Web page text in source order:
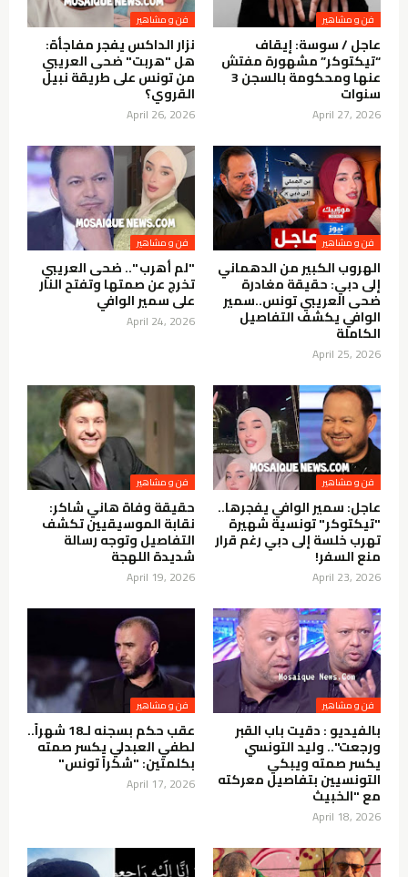
فن و مشاهير
عاجل / سوسة: إيقاف
“تيكتوكر” مشهورة مفتش
عنها ومحكومة بالسجن 3
سنوات
April 27, 2026
فن و مشاهير
نزار الداكس يفجر مفاجأة:
هل "هربت" ضحى العريبي
من تونس على طريقة نبيل
القروي؟
April 26, 2026
فن و مشاهير
الهروب الكبير من الدهماني
إلى دبي: حقيقة مغادرة
ضحى العريبي تونس..سمير
الوافي يكشف التفاصيل
الكاملة
April 25, 2026
فن و مشاهير
"لم أهرب ".. ضحى العريبي
تخرج عن صمتها وتفتح النار
على سمير الوافي
April 24, 2026
فن و مشاهير
عاجل: سمير الوافي يفجرها..
"تيكتوكر" تونسية شهيرة
تهرب خلسة إلى دبي رغم قرار
منع السفر!
April 23, 2026
فن و مشاهير
حقيقة وفاة هاني شاكر:
نقابة الموسيقيين تكشف
التفاصيل وتوجه رسالة
شديدة اللهجة
April 19, 2026
فن و مشاهير
بالفيديو : دقيت باب القبر
ورجعت".. وليد التونسي
يكسر صمته ويبكي
التونسيين بتفاصيل معركته
مع "الخبيث
April 18, 2026
فن و مشاهير
عقب حكم بسجنه لـ18 شهراً..
لطفي العبدلي يكسر صمته
بكلمتين: "شكراً تونس"
April 17, 2026